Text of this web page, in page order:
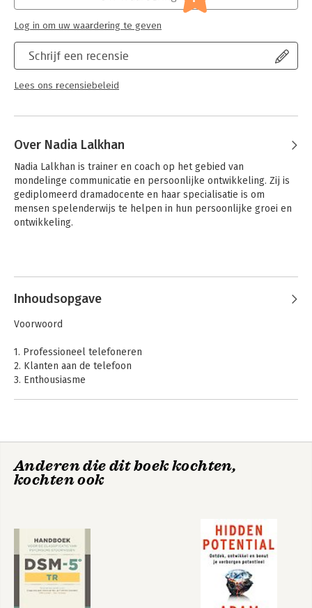
Schrijf een recensie
Lees ons recensiebeleid
Log in om uw waardering te geven
Over Nadia Lalkhan
Nadia Lalkhan is trainer en coach op het gebied van
mondelinge communicatie en persoonlijke ontwikkeling. Zij is
gediplomeerd dramadocente en haar specialisatie is om
mensen spelenderwijs te helpen in hun persoonlijke groei en
ontwikkeling.
Inhoudsopgave
Voorwoord
1. Professioneel telefoneren
2. Klanten aan de telefoon
3. Enthousiasme
Over de auteur
Anderen die dit boek kochten,
kochten ook